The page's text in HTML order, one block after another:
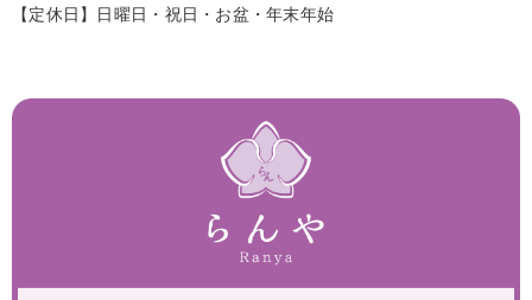
【定休日】日曜日・祝日・お盆・年末年始